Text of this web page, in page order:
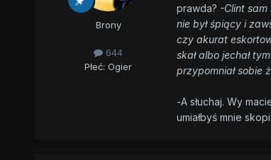
Brony
644
Płeć: Ogier
prawda? -Clint sam
nie był śpiący i
czy akurat
skał albo jechał
przypomniał sobie
-A słuchaj. Wy
umiałbyś mnie